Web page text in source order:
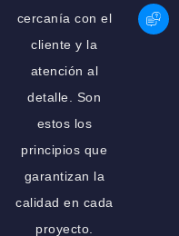
cercanía con el
cliente y la
atención al
detalle. Son
estos los
principios que
garantizan la
calidad en cada
proyecto.